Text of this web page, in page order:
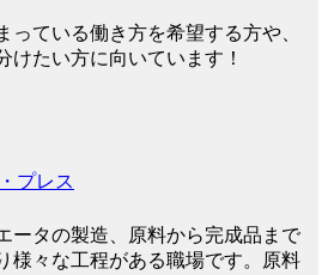
っている働き方を希望する方や、
けたい方に向いています！
プレス
ータの製造、原料から完成品まで
様々な工程がある職場です。原料